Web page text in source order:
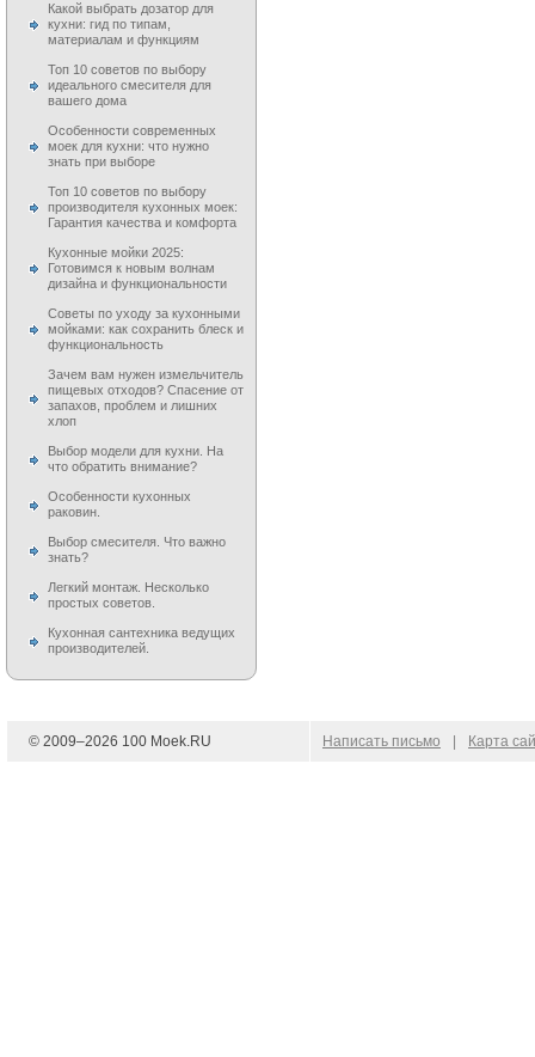
Какой выбрать дозатор для
кухни: гид по типам,
материалам и функциям
Топ 10 советов по выбору
идеального смесителя для
вашего дома
Особенности современных
моек для кухни: что нужно
знать при выборе
Топ 10 советов по выбору
производителя кухонных моек:
Гарантия качества и комфорта
Кухонные мойки 2025:
Готовимся к новым волнам
дизайна и функциональности
Советы по уходу за кухонными
мойками: как сохранить блеск и
функциональность
Зачем вам нужен измельчитель
пищевых отходов? Спасение от
запахов, проблем и лишних
хлоп
Выбор модели для кухни. На
что обратить внимание?
Особенности кухонных
раковин.
Выбор смесителя. Что важно
знать?
Легкий монтаж. Несколько
простых советов.
Кухонная сантехника ведущих
производителей.
© 2009–2026 100 Moek.RU Написать письмо Карта